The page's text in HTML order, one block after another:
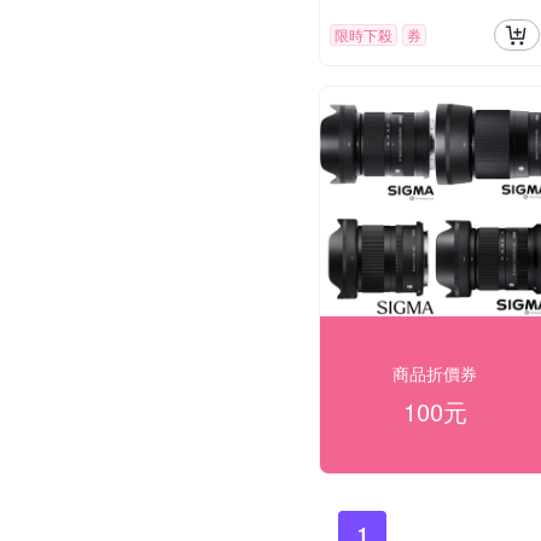
限時下殺 券
商品折價券
100元
1